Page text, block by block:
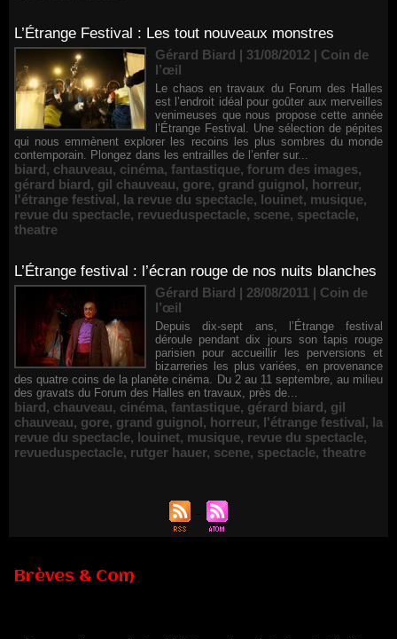
L’Étrange Festival : Les tout nouveaux monstres
Gérard Biard | 31/08/2012 | Coin de
l’œil
Le chaos en travaux du Forum des Halles
est l’endroit idéal pour goûter aux merveilles
venimeuses que nous propose cette année
l’Étrange Festival. Une sélection de pépites
qui nous emmènent explorer les recoins les plus sombres du monde
contemporain. Plongez dans les entrailles de l’enfer sur...
biard, chauveau, cinéma, fantastique, forum des images,
gérard biard, gil chauveau, gore, grand guignol, horreur,
l'étrange festival, la revue du spectacle, louinet, musique,
revue du spectacle, revueduspectacle, scene, spectacle,
theatre
L’Étrange festival : l’écran rouge de nos nuits blanches
Gérard Biard | 28/08/2011 | Coin de
l’œil
Depuis dix-sept ans, l’Étrange festival
déroule pendant dix jours son tapis rouge
parisien pour accueillir les perversions et
bizarreries les plus variées, en provenance
des quatre coins de la planète cinéma. Du 2 au 11 septembre, au milieu
des gravats du Forum des Halles en travaux, près de...
biard, chauveau, cinéma, fantastique, gérard biard, gil
chauveau, gore, grand guignol, horreur, l'étrange festival, la
revue du spectacle, louinet, musique, revue du spectacle,
revueduspectacle, rutger hauer, scene, spectacle, theatre
Brèves & Com